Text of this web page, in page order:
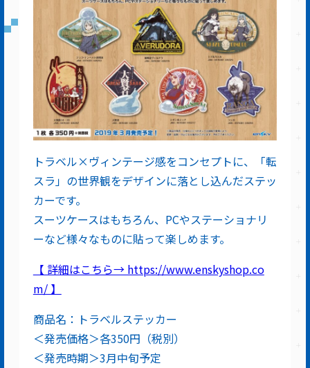
トラベル×ヴィンテージ感をコンセプトに、「転
スラ」の世界観をデザインに落とし込んだステッ
カーです。
スーツケースはもちろん、PCやステーショナリ
ーなど様々なものに貼って楽しめます。
【 詳細はこちら→ https://www.enskyshop.co
m/ 】
商品名：トラベルステッカー
＜発売価格＞各350円（税別）
＜発売時期＞3月中旬予定